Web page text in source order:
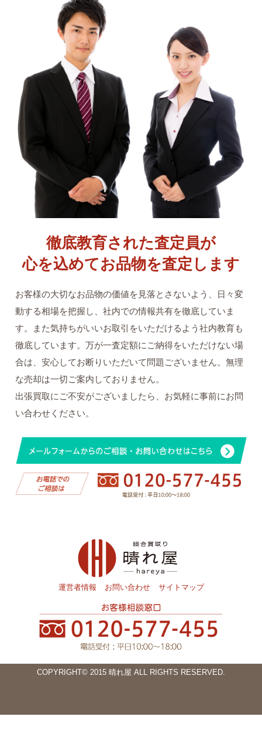
徹底教育された査定員が
心を込めてお品物を査定します
お客様の大切なお品物の価値を見落とさないよう、日々変
動する相場を把握し、社内での情報共有を徹底していま
す。また気持ちがいいお取引をいただけるよう社内教育も
徹底しています。万が一査定額にご納得をいただけない場
合は、安心してお断りいただいて問題ございません。無理
な売却は一切ご案内しておりません。
出張買取にご不安がございましたら、お気軽に事前にお問
い合わせください。
運営者情報 お問い合わせ サイトマップ
COPYRIGHT© 2015 晴れ屋 ALL RIGHTS RESERVED.